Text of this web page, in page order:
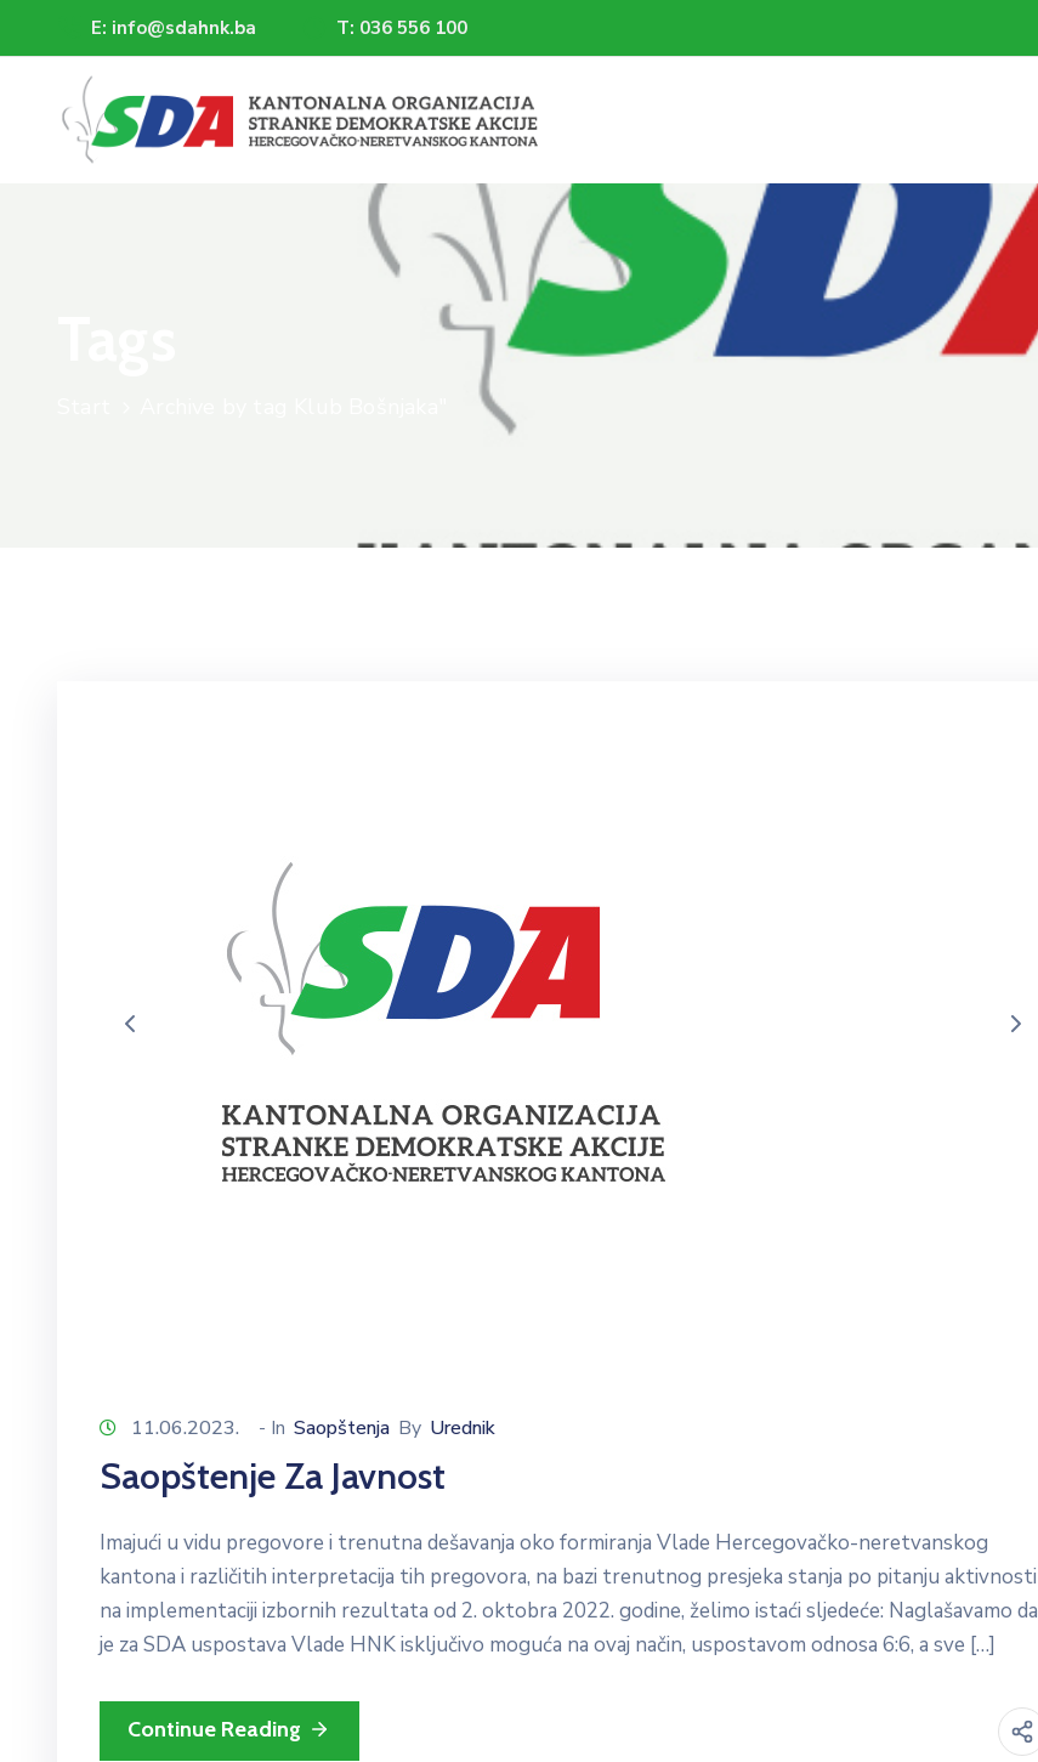
E: info@sdahnk.ba T: 036 556 100
11.06.2023. - In Saopštenja By Urednik
Saopštenje Za Javnost
Imajući u vidu pregovore i trenutna dešavanja oko formiranja Vlade Hercegovačko-neretvanskog
kantona i različitih interpretacija tih pregovora, na bazi trenutnog presjeka stanja po pitanju aktivnosti
na implementaciji izbornih rezultata od 2. oktobra 2022. godine, želimo istaći sljedeće: Naglašavamo da
je za SDA uspostava Vlade HNK isključivo moguća na ovaj način, uspostavom odnosa 6:6, a sve […]
Continue Reading